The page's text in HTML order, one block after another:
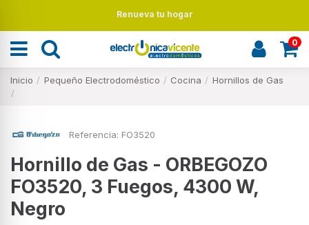
Renueva tu hogar
0
Inicio Pequeño Electrodoméstico Cocina Hornillos de Gas
Referencia: FO3520
Hornillo de Gas - ORBEGOZO
FO3520, 3 Fuegos, 4300 W,
Negro